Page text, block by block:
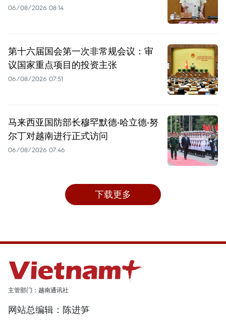
06/08/2026 08:14
第十六届国会第一次非常规会议：审
议国家重点项目的投资主张
06/08/2026 07:51
马来西亚国防部长穆罕默德·哈立德·努
尔丁对越南进行正式访问
06/08/2026 07:46
下载更多
主管部门：越南通讯社
网站总编辑：陈进笋